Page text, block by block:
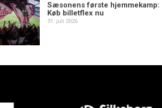
Sæsonens første hjemmekamp:
Køb billetflex nu
31. juli 2026